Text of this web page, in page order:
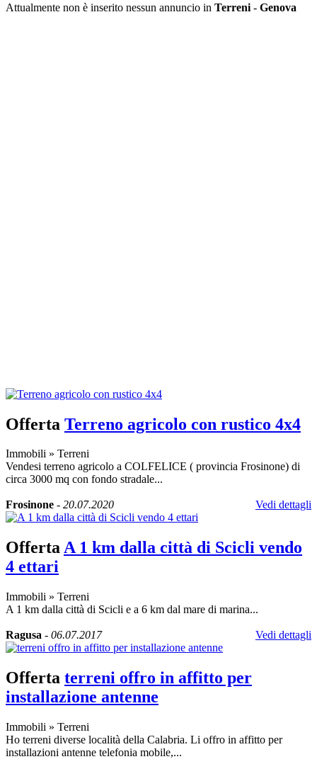
Attualmente non è inserito nessun annuncio in Terreni - Genova
Offerta Terreno agricolo con rustico 4x4
Immobili » Terreni
Vendesi terreno agricolo a COLFELICE ( provincia Frosinone) di
circa 3000 mq con fondo stradale...
Frosinone - 20.07.2020 Vedi dettagli
OffertaA 1 km dalla città di Scicli vendo
4 ettari
Immobili » Terreni
A 1 km dalla città di Scicli e a 6 km dal mare di marina...
Ragusa - 06.07.2017 Vedi dettagli
Offerta terreni offro in affitto per
installazione antenne
Immobili » Terreni
Ho terreni diverse località della Calabria. Li offro in affitto per
installazioni antenne telefonia mobile,...